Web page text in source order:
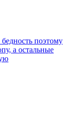
поэтому
а остальные